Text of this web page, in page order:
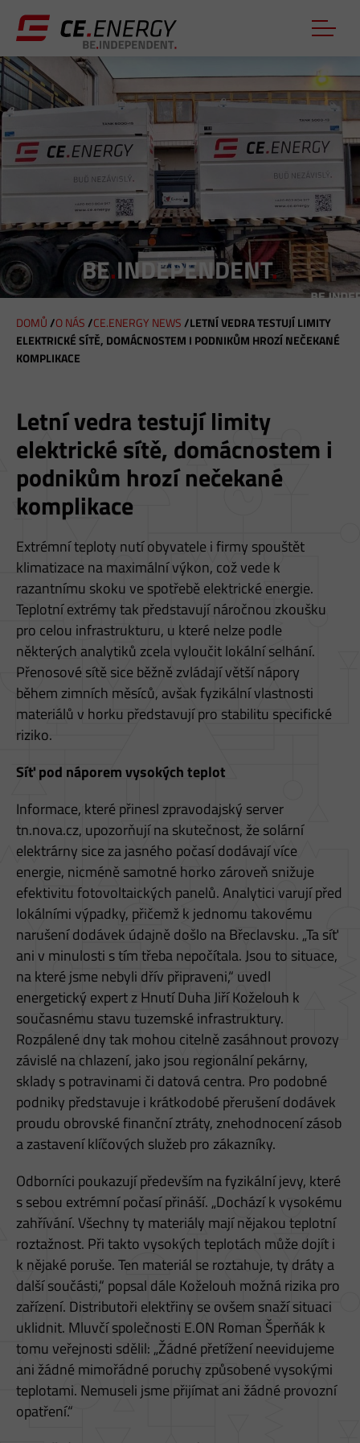
BE.INDEPENDENT.
J
E
Z
D
E
DOMŮ/O NÁS/CE.ENERGY NEWS/LETNÍ VEDRA TESTUJÍ LIMITY
ELEKTRICKÉ SÍTĚ, DOMÁCNOSTEM I PODNIKŮM HROZÍ NEČEKANÉ
KOMPLIKACE
Letní vedra testují limity
elektrické sítě, domácnostem i
podnikům hrozí nečekané
komplikace
Extrémní teploty nutí obyvatele i firmy spouštět
klimatizace na maximální výkon, což vede k
razantnímu skoku ve spotřebě elektrické energie.
Teplotní extrémy tak představují náročnou zkoušku
pro celou infrastrukturu, u které nelze podle
některých analytiků zcela vyloučit lokální selhání.
Přenosové sítě sice běžně zvládají větší nápory
během zimních měsíců, avšak fyzikální vlastnosti
materiálů v horku představují pro stabilitu specifické
riziko.
Síť pod náporem vysokých teplot
Informace, které přinesl zpravodajský server
tn.nova.cz, upozorňují na skutečnost, že solární
elektrárny sice za jasného počasí dodávají více
energie, nicméně samotné horko zároveň snižuje
efektivitu fotovoltaických panelů. Analytici varují před
lokálními výpadky, přičemž k jednomu takovému
narušení dodávek údajně došlo na Břeclavsku. „Ta síť
ani v minulosti s tím třeba nepočítala. Jsou to situace,
na které jsme nebyli dřív připraveni,“ uvedl
energetický expert z Hnutí Duha Jiří Koželouh k
současnému stavu tuzemské infrastruktury.
Rozpálené dny tak mohou citelně zasáhnout provozy
závislé na chlazení, jako jsou regionální pekárny,
sklady s potravinami či datová centra. Pro podobné
podniky představuje i krátkodobé přerušení dodávek
proudu obrovské finanční ztráty, znehodnocení zásob
a zastavení klíčových služeb pro zákazníky.
Odborníci poukazují především na fyzikální jevy, které
s sebou extrémní počasí přináší. „Dochází k vysokému
zahřívání. Všechny ty materiály mají nějakou teplotní
roztažnost. Při takto vysokých teplotách může dojít i
k nějaké poruše. Ten materiál se roztahuje, ty dráty a
další součásti,“ popsal dále Koželouh možná rizika pro
zařízení. Distributoři elektřiny se ovšem snaží situaci
uklidnit. Mluvčí společnosti E.ON Roman Šperňák k
tomu veřejnosti sdělil: „Žádné přetížení neevidujeme
ani žádné mimořádné poruchy způsobené vysokými
teplotami. Nemuseli jsme přijímat ani žádné provozní
opatření.“